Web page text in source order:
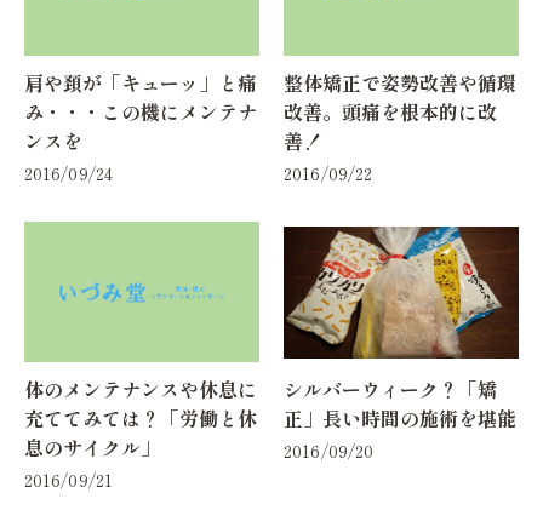
肩や頚が「キューッ」と痛
み・・・この機にメンテナ
ンスを
2016/09/24
整体矯正で姿勢改善や循環
改善。頭痛を根本的に改
善！
2016/09/22
体のメンテナンスや休息に
充ててみては？「労働と休
息のサイクル」
2016/09/21
シルバーウィーク？「矯
正」長い時間の施術を堪能
2016/09/20